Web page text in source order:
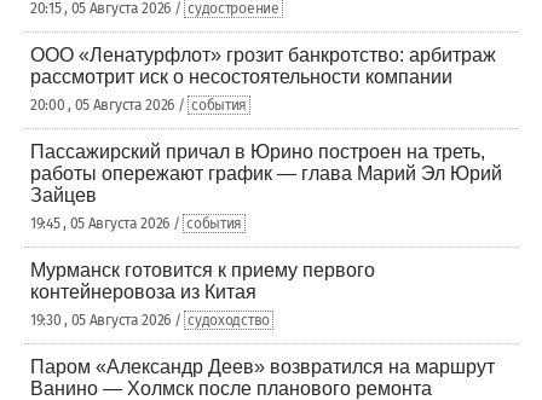
20:15 , 05 Августа 2026 / судостроение
ООО «Ленатурфлот» грозит банкротство: арбитраж
рассмотрит иск о несостоятельности компании
20:00 , 05 Августа 2026 / события
Пассажирский причал в Юрино построен на треть,
работы опережают график — глава Марий Эл Юрий
Зайцев
19:45 , 05 Августа 2026 / события
Мурманск готовится к приему первого
контейнеровоза из Китая
19:30 , 05 Августа 2026 / судоходство
Паром «Александр Деев» возвратился на маршрут
Ванино — Холмск после планового ремонта